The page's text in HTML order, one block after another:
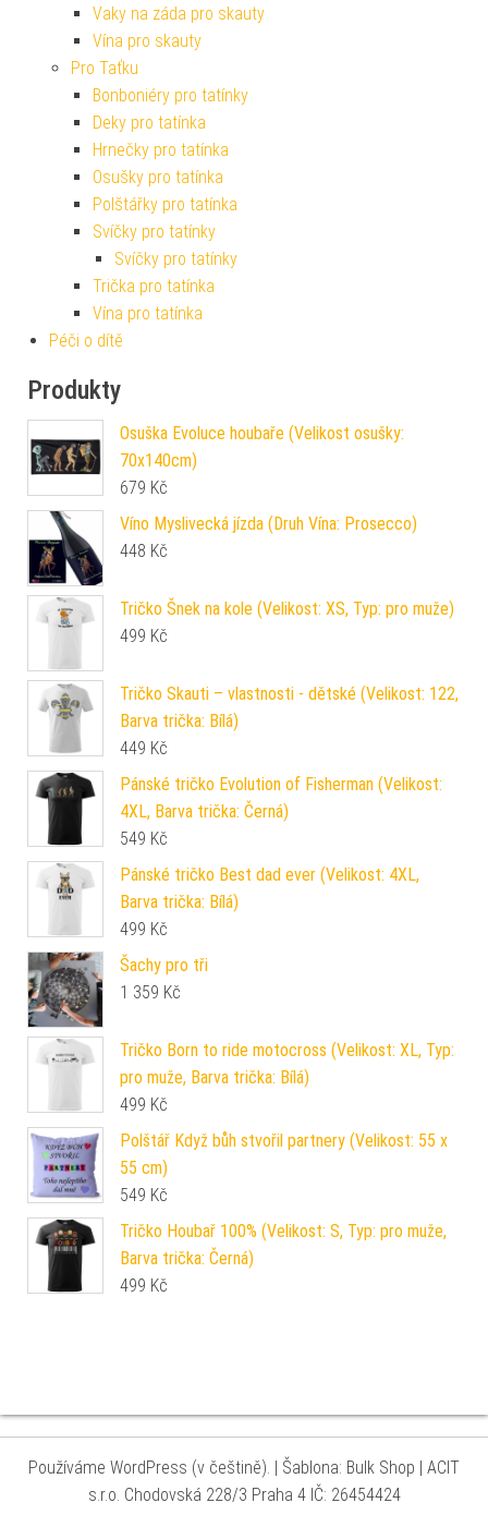
Vaky na záda pro skauty
Vína pro skauty
Pro Taťku
Bonboniéry pro tatínky
Deky pro tatínka
Hrnečky pro tatínka
Osušky pro tatínka
Polštářky pro tatínka
Svíčky pro tatínky
Svíčky pro tatínky
Trička pro tatínka
Vína pro tatínka
Péči o dítě
Produkty
Osuška Evoluce houbaře (Velikost osušky:
70x140cm)
679 Kč
Víno Myslivecká jízda (Druh Vína: Prosecco)
448 Kč
Tričko Šnek na kole (Velikost: XS, Typ: pro muže)
499 Kč
Tričko Skauti – vlastnosti - dětské (Velikost: 122,
Barva trička: Bílá)
449 Kč
Pánské tričko Evolution of Fisherman (Velikost:
4XL, Barva trička: Černá)
549 Kč
Pánské tričko Best dad ever (Velikost: 4XL,
Barva trička: Bílá)
499 Kč
Šachy pro tři
1 359 Kč
Tričko Born to ride motocross (Velikost: XL, Typ:
pro muže, Barva trička: Bílá)
499 Kč
Polštář Když bůh stvořil partnery (Velikost: 55 x
55 cm)
549 Kč
Tričko Houbař 100% (Velikost: S, Typ: pro muže,
Barva trička: Černá)
499 Kč
Používáme WordPress (v češtině). | Šablona: Bulk Shop | ACIT
s.r.o. Chodovská 228/3 Praha 4 IČ: 26454424